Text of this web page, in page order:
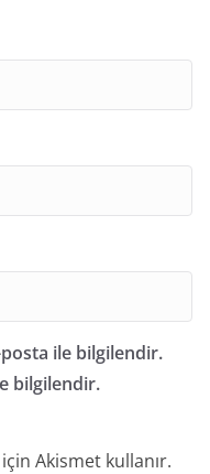
ile bilgilendir.
bilgilendir.
Akismet kullanır.